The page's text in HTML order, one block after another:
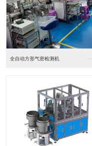
全自动方形气密检测机